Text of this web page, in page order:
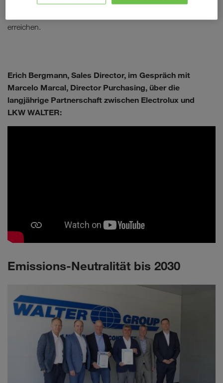
gemeinsame Entwicklunggelegt, der notwendig ist, um
erreichen.
Erich Bergmann, Sales Director, im Gespräch mit
Marcelo Marcal, Director Purchasing, über die
langjährige Partnerschaft zwischen Electrolux und
LKW WALTER:
Emissions-Neutralität bis 2030